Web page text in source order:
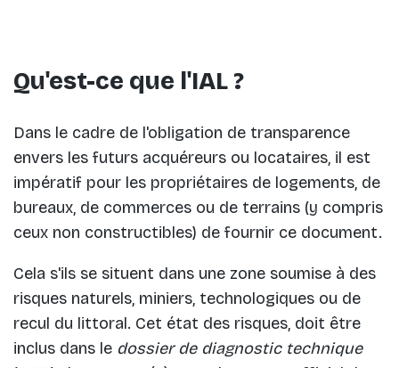
Qu'est-ce que l'IAL ?
Dans le cadre de l'obligation de transparence
envers les futurs acquéreurs ou locataires, il est
impératif pour les propriétaires de logements, de
bureaux, de commerces ou de terrains (y compris
ceux non constructibles) de fournir ce document.
Cela s'ils se situent dans une zone soumise à des
risques naturels, miniers, technologiques ou de
recul du littoral. Cet état des risques, doit être
inclus dans le dossier de diagnostic technique